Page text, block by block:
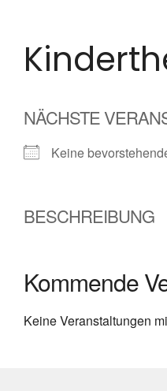
springen
NÄCHSTE
Keine
BESCHREIBUNG
Kommende
Keine Veranstaltungen